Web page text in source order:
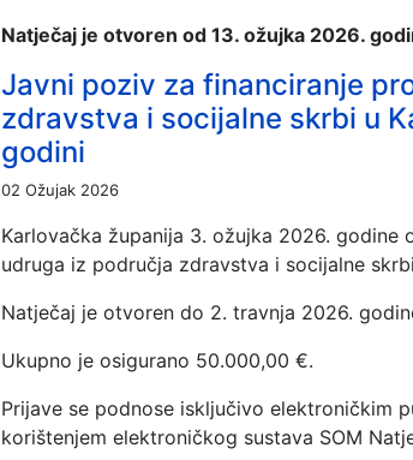
Natječaj je otvoren od 13. ožujka 2026.
Javni poziv za financiranje
zdravstva i socijalne skrbi u
godini
02 Ožujak 2026
Karlovačka županija 3. ožujka 2026.
udruga iz područja zdravstva i socijalne
Natječaj je otvoren do 2. travnja 2026.
Ukupno je osigurano 50.000,00 €.
Prijave se podnose isključivo elektroničkim
korištenjem elektroničkog sustava SOM